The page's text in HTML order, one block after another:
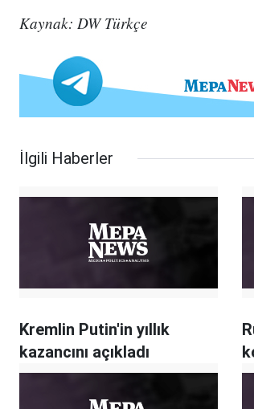
Kaynak: DW Türkçe
İlgili Haberler
Kremlin Putin'in yıllık
kazancını açıkladı